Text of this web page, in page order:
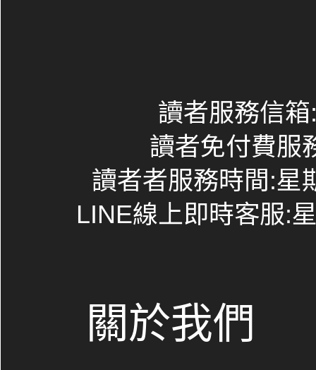
讀者服務信
讀者免付費服
讀者者服務時間:星
LINE線上即時客服:
關於我們